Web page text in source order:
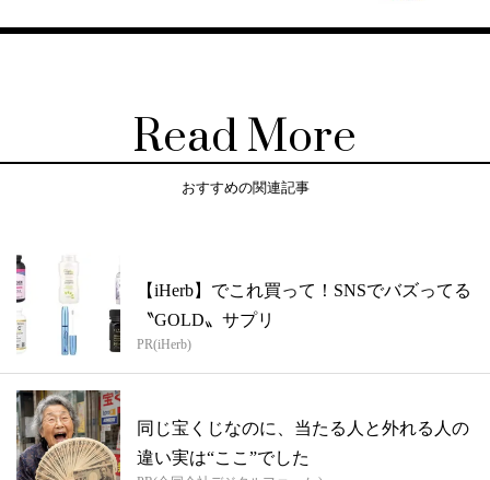
Read More
おすすめの関連記事
【iHerb】でこれ買って！SNSでバズってる
〝GOLD〟サプリ
PR(iHerb)
同じ宝くじなのに、当たる人と外れる人の
違い実は“ここ”でした